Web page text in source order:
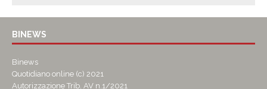
BINEWS
Binews
Quotidiano online (c) 2021
Autorizzazione Trib. AV n.1/2021